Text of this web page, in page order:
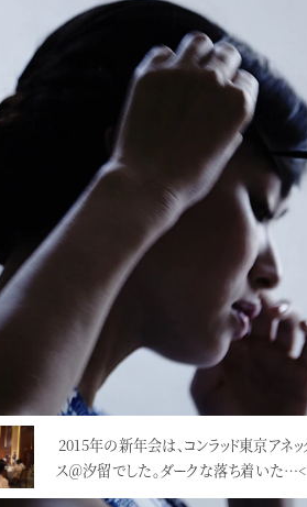
2015年の新年会は、コンラッド東京アネッ
ス＠汐留でした。ダークな落ち着いた…<
昨日立ち寄った紀尾井町テラスで、
ラウンジを見つけましたので、こちら